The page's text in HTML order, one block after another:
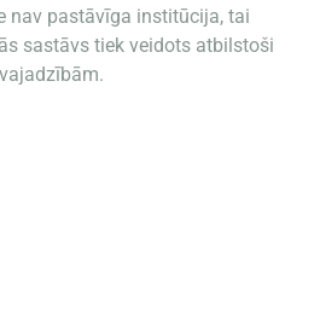
nav pastāvīga institūcija, tai
sastāvs tiek veidots atbilstoši